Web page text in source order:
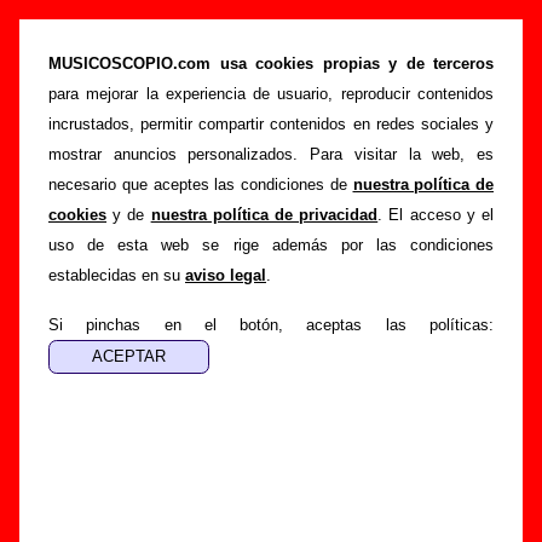
MUSICOSCOPIO.com usa cookies propias y de terceros
para mejorar la experiencia de usuario, reproducir contenidos
incrustados, permitir compartir contenidos en redes sociales y
mostrar anuncios personalizados. Para visitar la web, es
necesario que aceptes las condiciones de nuestra política de
cookies y de nuestra política de privacidad . El acceso y el
uso de esta web se rige además por las condiciones
establecidas en su aviso legal .
Si pinchas en el botón, aceptas las políticas:
Tarik Y La Fábrica De Colores - Añadir o
corregir información
Portada >Tarik Y La Fábrica De Colores >Añadir
Si tienes información adicional, puedes enviar nueva
información o corregir la existente mediante el siguiente
formulario o escribiendo un e-mail a
guialven@musicoscopio.com
.
Gracias por tu
colaboración.
Nombre